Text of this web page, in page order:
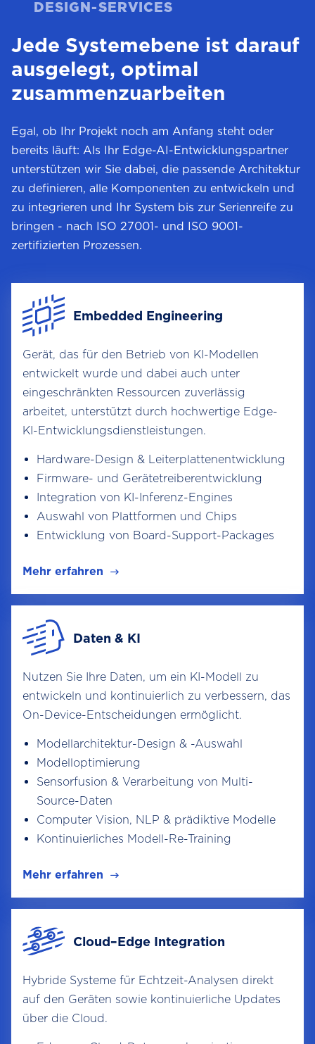
EASE
der
Technischen
Universität
München
DESIGN-SERVICES
Jede Systemebene ist darauf
ausgelegt, optimal
zusammenzuarbeiten
Egal, ob Ihr Projekt noch am Anfang steht oder
bereits läuft: Als Ihr Edge-AI-Entwicklungspartner
unterstützen wir Sie dabei, die passende Architektur
zu definieren, alle Komponenten zu entwickeln und
zu integrieren und Ihr System bis zur Serienreife zu
bringen - nach ISO 27001- und ISO 9001-
zertifizierten Prozessen.
Embedded Engineering
Gerät, das für den Betrieb von KI-Modellen
entwickelt wurde und dabei auch unter
eingeschränkten Ressourcen zuverlässig
arbeitet, unterstützt durch hochwertige Edge-
KI-Entwicklungsdienstleistungen.
Hardware-Design & Leiterplattenentwicklung
Firmware- und Gerätetreiberentwicklung
Integration von KI-Inferenz-Engines
Auswahl von Plattformen und Chips
Entwicklung von Board-Support-Packages
Mehr erfahren
Daten & KI
Nutzen Sie Ihre Daten, um ein KI-Modell zu
entwickeln und kontinuierlich zu verbessern, das
On-Device-Entscheidungen ermöglicht.
Modellarchitektur-Design & -Auswahl
Modelloptimierung
Sensorfusion & Verarbeitung von Multi-
Source-Daten
Computer Vision, NLP & prädiktive Modelle
Kontinuierliches Modell-Re-Training
Mehr erfahren
Cloud–Edge Integration
Hybride Systeme für Echtzeit-Analysen direkt
auf den Geräten sowie kontinuierliche Updates
über die Cloud.